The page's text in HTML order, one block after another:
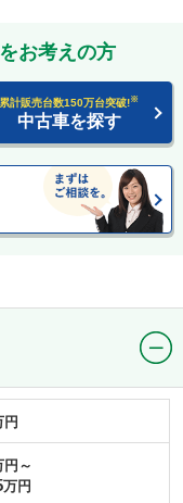
お考えの方
累計販売台数150万台突破!※
中古車を探す
円
円～
万円